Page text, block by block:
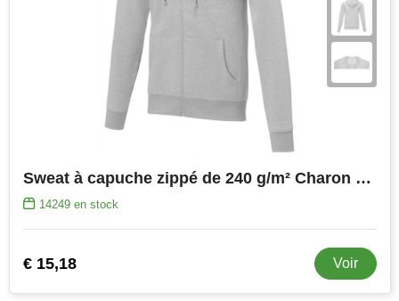
Sweat à capuche zippé de 240 g/m² Charon pour homme
14249en stock
€ 15,18 Voir